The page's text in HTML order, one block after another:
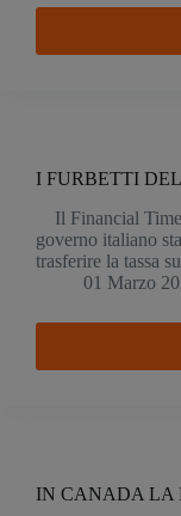
I FURBETTI
Il Financial
governo italiano
trasferire la tassa
01 Marzo
IN CANADA LA